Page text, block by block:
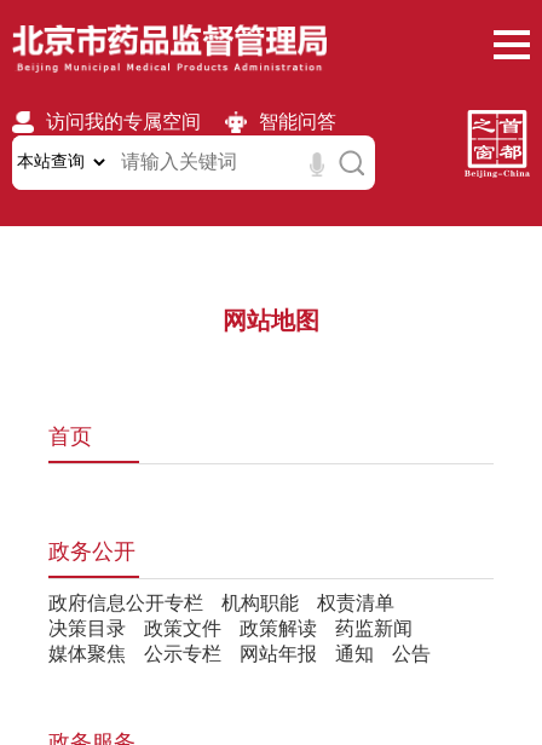
访问我的专属空间 智能问答
无障碍 繁體 移动版
网站地图
首页
政务公开
政府信息公开专栏 机构职能
权责清单
决策目录
政策文件 政策解读
药监新闻
媒体聚焦
公示专栏 网站年报 通知 公告